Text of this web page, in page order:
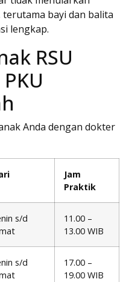
bayi dan balita
lengkap.
RSU
Anda dengan dokter
Jam
Praktik
s/d
11.00 –
13.00 WIB
s/d
17.00 –
19.00 WIB